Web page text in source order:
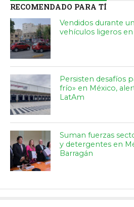
RECOMENDADO PARA TÍ
Vendidos durante
vehículos ligeros
Persisten desafíos
frío» en México,
LatAm
Suman fuerzas
y detergentes en
Barragán